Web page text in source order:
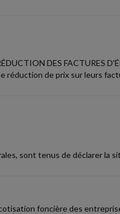
DES FACTURES
de prix sur leurs
sont tenus de déclarer la
foncière des